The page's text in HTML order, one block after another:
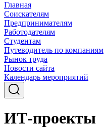
Главная
Соискателям
Предпринимателям
Работодателям
Студентам
Путеводитель по компаниям
Рынок труда
Новости сайта
Календарь мероприятий
ИТ-проекты